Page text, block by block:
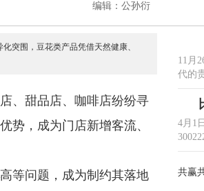
编辑：公孙衍
突围，豆花类产品凭借天然健康、
、甜品店、咖啡店纷纷寻
势，成为门店新增客流、
高等问题，成为制约其落地
11月
代的
4月1
共赢